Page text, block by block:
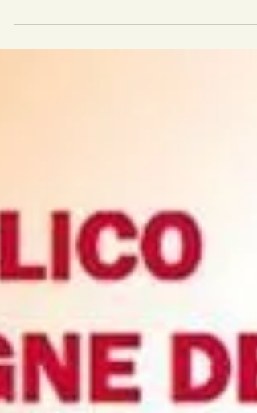
Province ecclésiastique de Tours, au fil des...